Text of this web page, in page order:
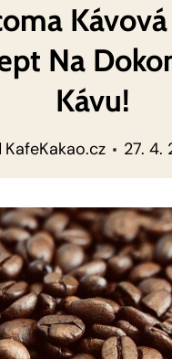
Na
Kávu!
KafeKakao.cz 27. 4.